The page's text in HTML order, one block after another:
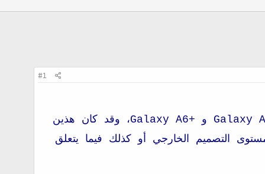
#1
بعد انتظار دام عدت أسابيع أطلقت شركة سامسونغ أخيرا هاتفهيها الجديدين Galaxy A6 و +Galaxy A6، وقد كان هذين
التصميم الخارجي أو كذلك فيما يتعلق